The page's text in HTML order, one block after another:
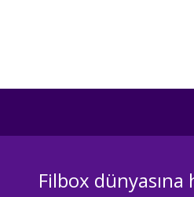
Filbox dünyasına